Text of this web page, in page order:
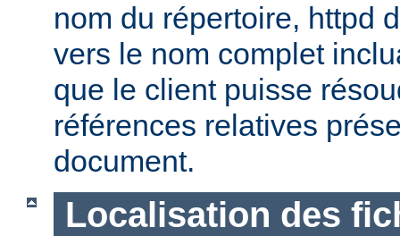
nom du répertoire, httpd
vers le nom complet
que le client puisse
références relatives
document.
Localisation des